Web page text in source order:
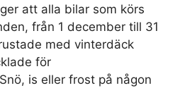
att alla bilar som körs
från 1 december till 31
med vinterdäck
för
is eller frost på någon